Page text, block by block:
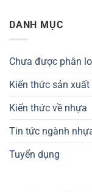
DANH MỤC
Chưa được phân
Kiến thức sản
Kiến thức về nhựa
Tin tức ngành
Tuyển dụng